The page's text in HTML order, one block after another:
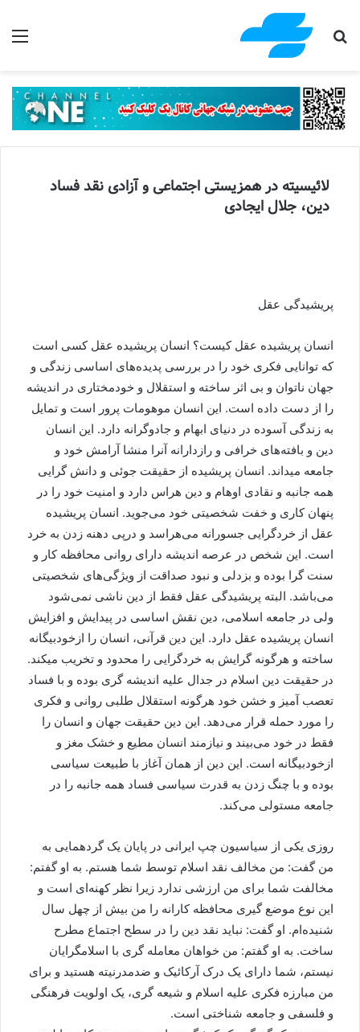
جستجو برای
لائیسیته در همزیستی اجتماعی و آزادی نقد فساد
دین، جلال ایجادی
پریشیدگی عقل
انسان پریشیده عقل کیست؟ انسان پریشیده عقل کسی است
که توانایی فکری خود را در بررسی پدیده‌های اساسی زندگی و
جهان ناتوان و بی اثر ساخته و استقلال و خودمختاری در اندیشه
را از دست داده است. این انسان موهومات پرور است و تمایل
به زندگی آسوده در دنیای ابهام و جادوگرانه دارد. این انسان
دین و بافته‌های خرافی و رازدارانه آنرا منشا آرامش خود و
جامعه میداند. انسان پریشیده از حقیقت جوئی و دانش گرایی
همه جانبه و نقادی اوهام و دین هراس دارد و امنیت خود را در
پنهان کاری و خفت شخصیتی خود می‌جوید. انسان پریشیده
عقل از خردگرایی جسورانه می‌هراسد و درپی دهنه زدن به خرد
است. این شخص در عرصه اندیشه دارای روانی محافظه کار و
سنت گرا بوده و بزدلی و نبود صداقت از ویژگی‌های شخصیتی
می‌باشد. البته پریشیدگی عقل فقط از دین ناشی نمی‌شود
ولی در جامعه اسلامی، دین نقش اساسی در پیدایش و افزایش
انسان پریشیده عقل دارد. این دین قرآنی، انسان را ازخودبیگانه
ساخته و هرگونه گرایش به خردگرایی را محدود و تخریب میکند.
در حقیقت دین اسلام در جدال علیه اندیشه گری بوده و با فساد
تعصب آمیز و خشن خود هرگونه استقلال طلبی روانی و فکری
را مورد حمله قرار می‌دهد. این دین حقیقت جهان و انسان را
فقط در خود می‌بیند و نیازمند انسان مطیع و خشک مغز و
ازخودبیگانه است. این دین از همان آغاز با طبیعت سیاسی
بوده و با چنگ زدن به قدرت سیاسی فساد همه جانبه را در
جامعه مستولی می‌کند.
روزی یکی از سیاسیون چپ ایرانی در پایان یک گردهمایی به
من گفت: من مخالف نقد اسلام توسط شما هستم. به او گفتم:
مخالفت شما برای من ارزشی ندارد زیرا نظر کهنه‌ای است و
این نوع موضع گیری محافظه کارانه را من بیش از چهل سال
شنیده‌ام. او گفت: نباید نقد دین را در سطح اجتماع مطرح
ساخت. به او گفتم: من خواهان معامله گری با اسلامگرایان
نیستم، شما دارای یک درک آرکائیک و ضدمدرنیته هستید و برای
من مبارزه فکری علیه اسلام و شیعه گری، یک اولویت فرهنگی
و فلسفی و جامعه شناختی است.